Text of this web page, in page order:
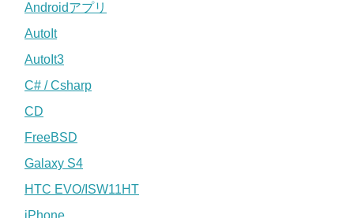
Androidアプリ
AutoIt
AutoIt3
C# / Csharp
CD
FreeBSD
Galaxy S4
HTC EVO/ISW11HT